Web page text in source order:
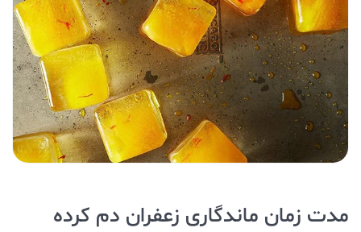
مدت زمان ماندگاری زعفران دم کرده